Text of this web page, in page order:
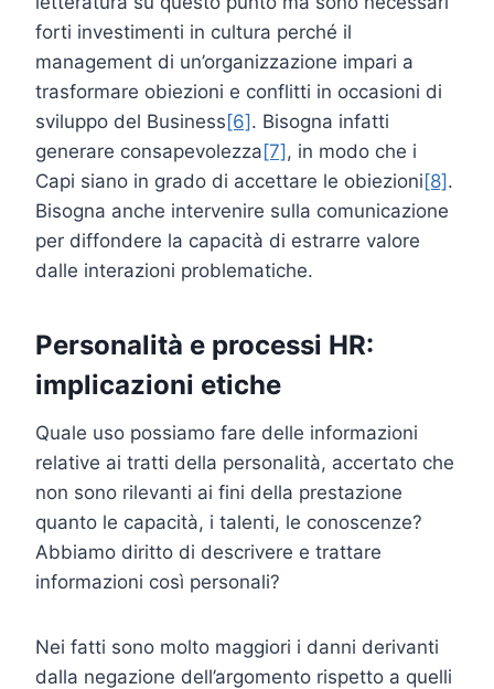
forti investimenti in cultura perché il
management di un’organizzazione impari a
trasformare obiezioni e conflitti in occasioni di
sviluppo del Business[6]. Bisogna infatti
generare consapevolezza[7], in modo che i
Capi siano in grado di accettare le obiezioni[8].
Bisogna anche intervenire sulla comunicazione
per diffondere la capacità di estrarre valore
dalle interazioni problematiche.
Personalità e processi HR:
implicazioni etiche
Quale uso possiamo fare delle informazioni
relative ai tratti della personalità, accertato che
non sono rilevanti ai fini della prestazione
quanto le capacità, i talenti, le conoscenze?
Abbiamo diritto di descrivere e trattare
informazioni così personali?
Nei fatti sono molto maggiori i danni derivanti
dalla negazione dell’argomento rispetto a quelli